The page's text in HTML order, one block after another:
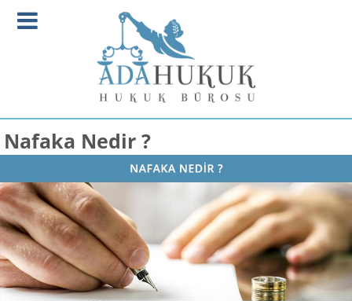
Nafaka Nedir ?